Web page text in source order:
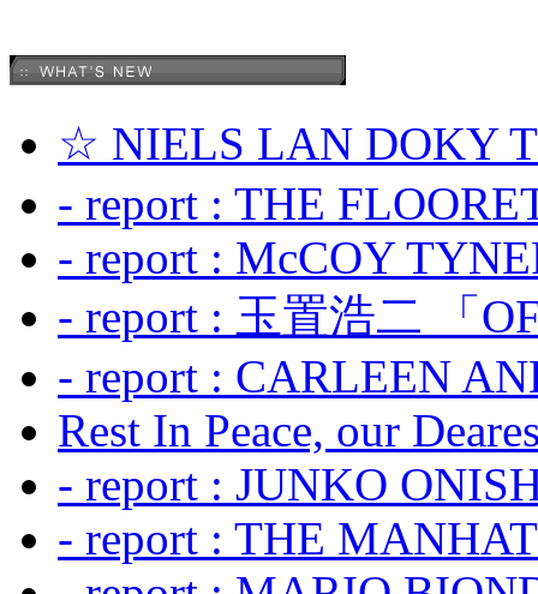
☆ NIELS LAN DOKY
- report : THE
- report : McCOY
- report : 玉置浩二 「
- report : CARLEEN
Rest In Peace, our
- report : JUNKO
- report : THE